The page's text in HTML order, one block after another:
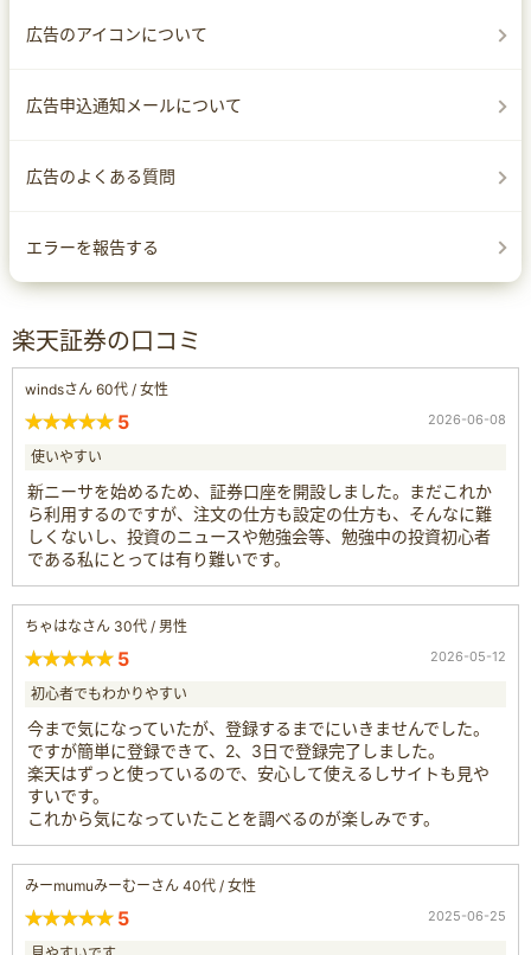
広告のアイコンについて
広告申込通知メールについて
広告のよくある質問
エラーを報告する
楽天証券の口コミ
windsさん 60代 / 女性
5 2026-06-08
使いやすい
新ニーサを始めるため、証券口座を開設しました。まだこれか
ら利用するのですが、注文の仕方も設定の仕方も、そんなに難
しくないし、投資のニュースや勉強会等、勉強中の投資初心者
である私にとっては有り難いです。
ちゃはなさん 30代 / 男性
5 2026-05-12
初心者でもわかりやすい
今まで気になっていたが、登録するまでにいきませんでした。
ですが簡単に登録できて、2、3日で登録完了しました。
楽天はずっと使っているので、安心して使えるしサイトも見や
すいです。
これから気になっていたことを調べるのが楽しみです。
みーmumuみーむーさん 40代 / 女性
5 2025-06-25